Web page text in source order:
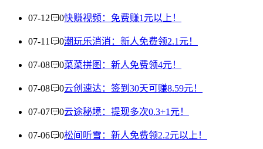
07-12 0快赚视频：免费赚1元以上！
07-11 0潮玩乐消消：新人免费领2.1元！
07-08 0菜菜拼图：新人免费领4元！
07-08 0云创速达：签到30天可赚8.59元！
07-07 0云途秘境：提现多次0.3+1元！
07-06 0松间听雪：新人免费领2.2元以上！